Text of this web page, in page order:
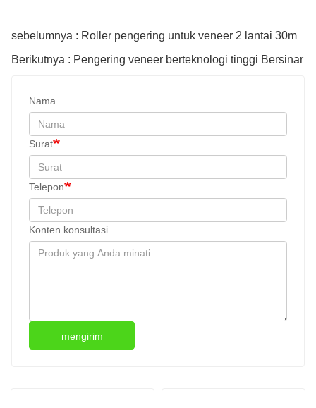
sebelumnya : Roller pengering untuk veneer 2 lantai 30m
Berikutnya : Pengering veneer berteknologi tinggi Bersinar
Nama
Surat
Telepon
Konten konsultasi
mengirim